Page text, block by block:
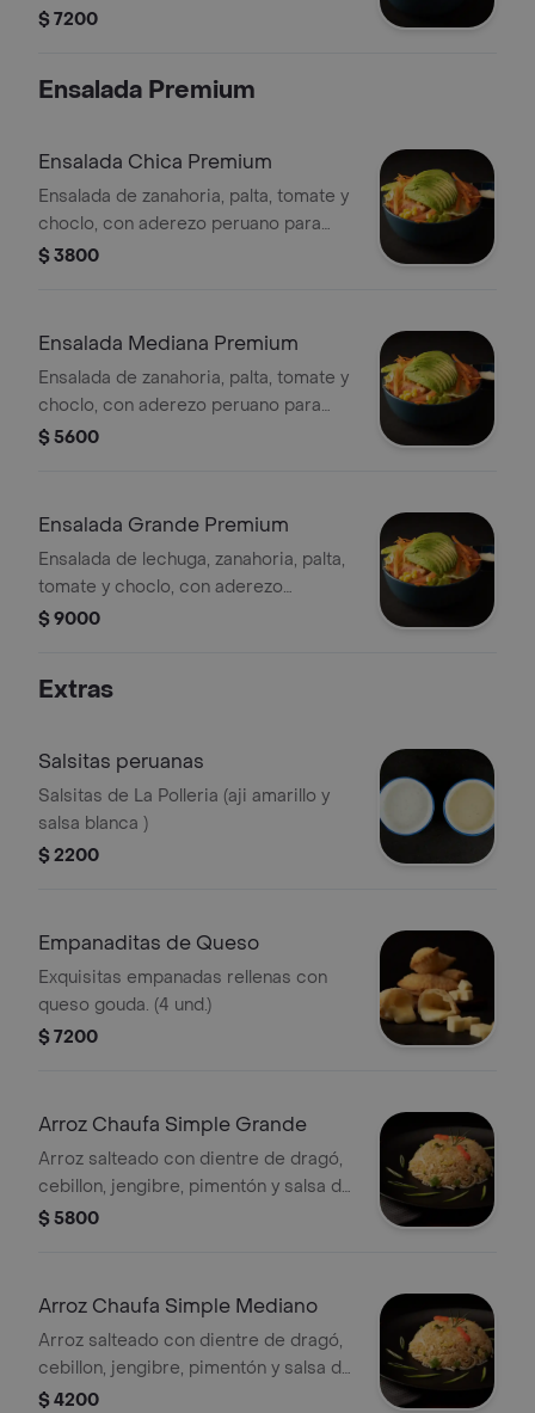
aliñarla.
$ 7200
Ensalada Premium
Ensalada Chica Premium
Ensalada de zanahoria, palta, tomate y
choclo, con aderezo peruano para
aliñarla.
$ 3800
Ensalada Mediana Premium
Ensalada de zanahoria, palta, tomate y
choclo, con aderezo peruano para
aliñarla.
$ 5600
Ensalada Grande Premium
Ensalada de lechuga, zanahoria, palta,
tomate y choclo, con aderezo
peruano para aliñarla.
$ 9000
Extras
Salsitas peruanas
Salsitas de La Polleria (aji amarillo y
salsa blanca )
$ 2200
Empanaditas de Queso
Exquisitas empanadas rellenas con
queso gouda. (4 und.)
$ 7200
Arroz Chaufa Simple Grande
Arroz salteado con dientre de dragó,
cebillon, jengibre, pimentón y salsa de
soya.
$ 5800
Arroz Chaufa Simple Mediano
Arroz salteado con dientre de dragó,
cebillon, jengibre, pimentón y salsa de
soya.
$ 4200